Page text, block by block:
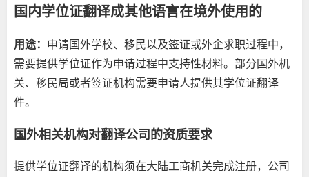
国内学位证翻译成其他语言在境外使用的
用途： 申请国外学校、移民以及签证或外企求职过程中，
需要提供学位证作为申请过程中支持性材料。部分国外机
关、移民局或者签证机构需要申请人提供其学位证翻译
件。
国外相关机构对翻译公司的资质要求
提供学位证翻译的机构须在大陆工商机关完成注册，公司